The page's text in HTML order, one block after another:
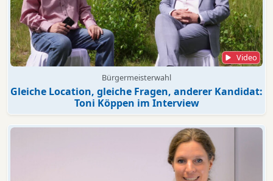
Video
Bürgermeisterwahl
Gleiche Location, gleiche Fragen, anderer Kandidat:
Toni Köppen im Interview